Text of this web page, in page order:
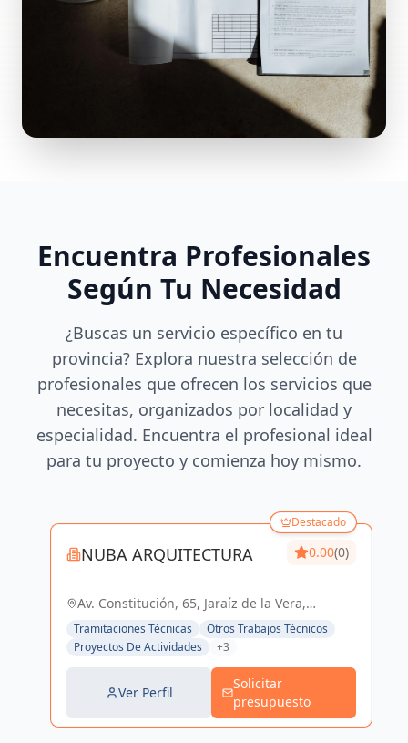
Encuentra Profesionales
Según Tu Necesidad
¿Buscas un servicio específico en tu
provincia? Explora nuestra selección de
profesionales que ofrecen los servicios que
necesitas, organizados por localidad y
especialidad. Encuentra el profesional ideal
para tu proyecto y comienza hoy mismo.
Destacado
NUBA ARQUITECTURA 0.00(0)
Av. Constitución, 65, Jaraíz de la Vera,
España, España
Tramitaciones Técnicas
Otros Trabajos Técnicos
Proyectos De Actividades
+3
Ver Perfil
Solicitar
presupuesto